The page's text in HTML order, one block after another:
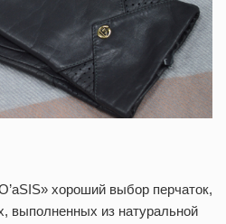
хороший выбор перчаток,
выполненных из натуральной